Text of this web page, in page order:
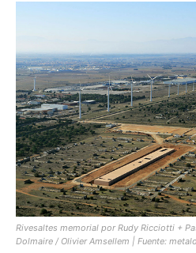
Rivesaltes memorial por Rudy Ricciotti +
Dolmaire / Olivier Amsellem | Fuente: